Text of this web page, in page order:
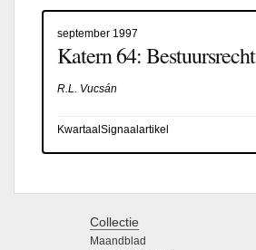
september 1997
Katern 64: Bestuursrecht
R.L. Vucsán
KwartaalSignaalartikel
Collectie
Maandblad